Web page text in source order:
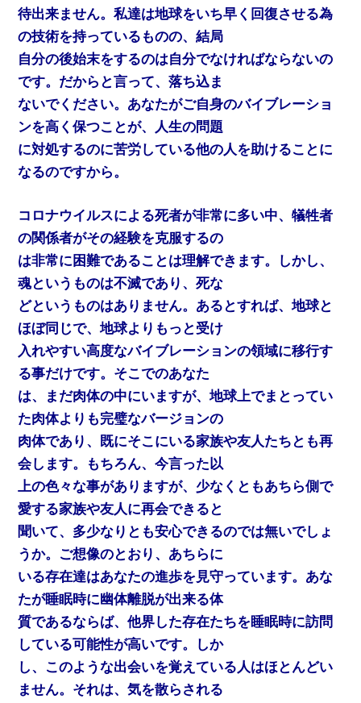
待出来ません。私達は地球をいち早く回復させる為
の技術を持っているものの、結局
自分の後始末をするのは自分でなければならないの
です。だからと言って、落ち込ま
ないでください。あなたがご自身のバイブレーショ
ンを高く保つことが、人生の問題
に対処するのに苦労している他の人を助けることに
なるのですから。
コロナウイルスによる死者が非常に多い中、犠牲者
の関係者がその経験を克服するの
は非常に困難であることは理解できます。しかし、
魂というものは不滅であり、死な
どというものはありません。あるとすれば、地球と
ほぼ同じで、地球よりもっと受け
入れやすい高度なバイブレーションの領域に移行す
る事だけです。そこでのあなた
は、まだ肉体の中にいますが、地球上でまとってい
た肉体よりも完璧なバージョンの
肉体であり、既にそこにいる家族や友人たちとも再
会します。もちろん、今言った以
上の色々な事がありますが、少なくともあちら側で
愛する家族や友人に再会できると
聞いて、多少なりとも安心できるのでは無いでしょ
うか。ご想像のとおり、あちらに
いる存在達はあなたの進歩を見守っています。あな
たが睡眠時に幽体離脱が出来る体
質であるならば、他界した存在たちを睡眠時に訪問
している可能性が高いです。しか
し、このような出会いを覚えている人はほとんどい
ません。それは、気を散らされる